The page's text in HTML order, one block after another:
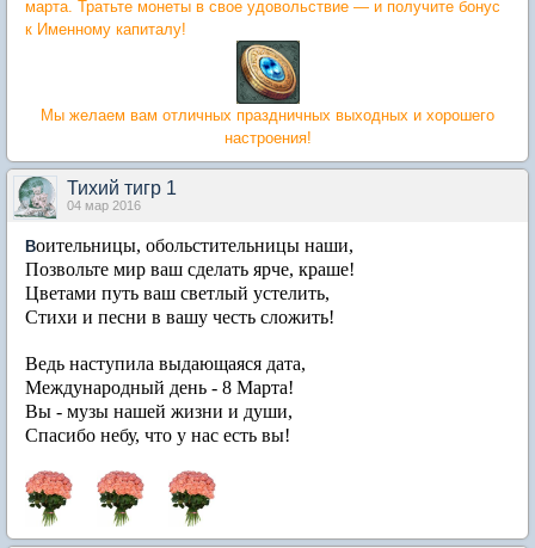
марта. Тратьте монеты в свое удовольствие — и получите бонус
к Именному капиталу!
Мы желаем вам отличных праздничных выходных и хорошего
настроения!
Тихий тигр 1
04 мар 2016
Воительницы, обольстительницы наши,
Позвольте мир ваш сделать ярче, краше!
Цветами путь ваш светлый устелить,
Стихи и песни в вашу честь сложить!
Ведь наступила выдающаяся дата,
Международный день - 8 Марта!
Вы - музы нашей жизни и души,
Спасибо небу, что у нас есть вы!